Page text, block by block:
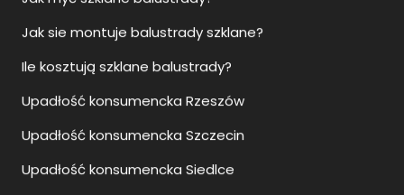
Upadłość konsumencka Rzeszów
Upadłość konsumencka Szczecin
Upadłość konsumencka Siedlce
Moda ślubna damska Szczecin
Moda ślubna Szczecin